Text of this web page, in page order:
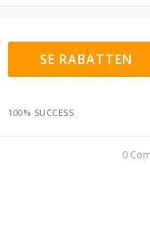
SE RABATTEN
100% SUCCESS
0